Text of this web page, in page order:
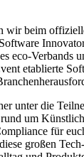
wir beim
eco-Verbands
etablierte
unter die
um
für
großen